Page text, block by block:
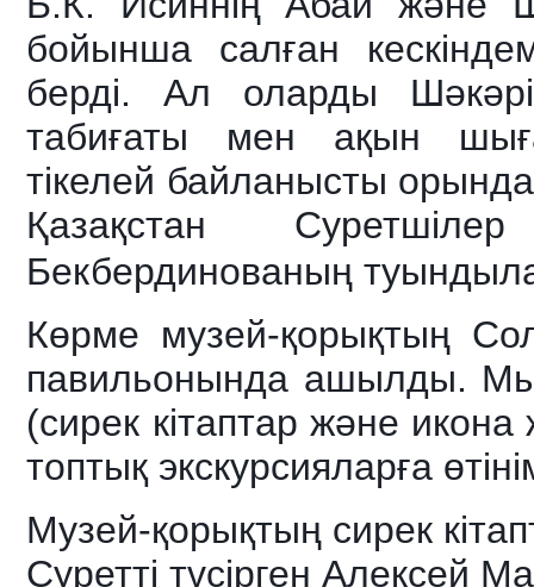
бойынша салған
берді. Ал оларды
табиғаты мен ақын
тікелей байланысты
Қазақстан
Бекбердинованың
Көрме музей-қорықтың
павильонында ашылды.
(сирек кітаптар және
топтық экскурсияларға
Музей-қорықтың сирек
Суретті түсірген Алексей